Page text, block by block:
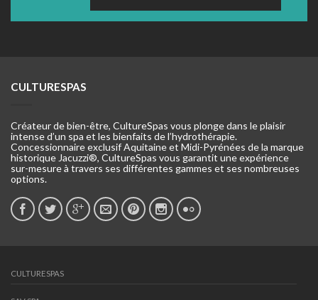
CULTURESPAS
Créateur de bien-être, CultureSpas vous plonge dans le plaisir
intense d’un spa et les bienfaits de l’hydrothérapie.
Concessionnaire exclusif Aquitaine et Midi-Pyrénées de la marque
historique Jacuzzi®, CultureSpas vous garantit une expérience
sur-mesure à travers ses différentes gammes et ses nombreuses
options.
CULTURESPAS